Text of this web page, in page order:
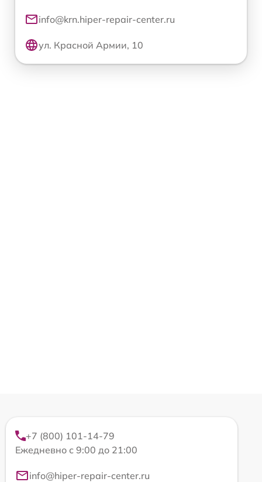
info@krn.hiper-repair-center.ru
ул. Красной Армии, 10
+7 (800) 101-14-79
Ежедневно с 9:00 до 21:00
info@hiper-repair-center.ru